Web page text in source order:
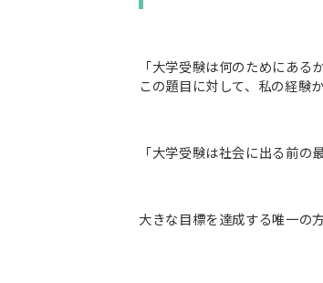
「大学受験は何のためにあるか
この題目に対して、私の経験
「大学受験は社会に出る前の
大きな目標を達成する唯一の